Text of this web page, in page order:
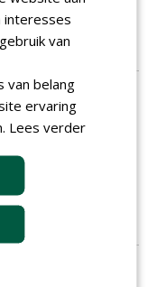
bomenman het
beïnvloedt
interesses
van
van belang
ervaring
Lees verder